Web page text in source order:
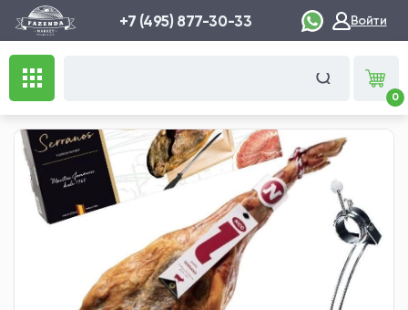
+7 (495) 877-30-33 Войти
0